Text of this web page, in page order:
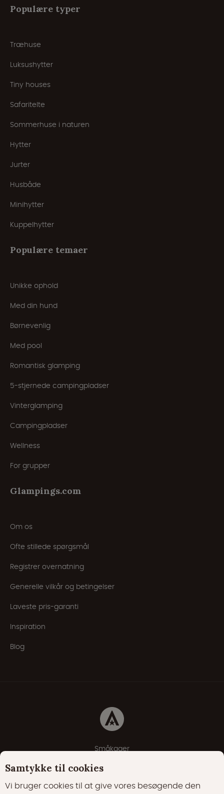
Populære typer
Træhuse
Luksushytter
Tiny houses
Safaritelte
Sommerhuse i naturen
Hytter
Jurter
Husbåde
Minihytter
Kuppelhytter
Populære temaer
Unikke ophold
Med din hund
Børnevenlig
Med pool
Romantisk glamping
5-stjernede campingpladser
Vinterglamping
Campingpladser
Wellness
For grupper
Glampings.com
Om os
Ofte stillede spørgsmål
Registrer overnatning
Generelle vilkår og betingelser
Laveste pris-garanti
Inspiration
Blog
Småkager
Erklæring om beskyttelse af personlige oplysninger
Samtykke til cookies
Vi bruger cookies til at give vores besøgende den